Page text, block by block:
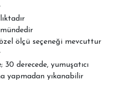
ölçü seçeneği mevcuttur
30 derecede, yumuşatıcı
yapmadan yıkanabilir